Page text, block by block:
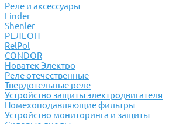
Реле и аксессуары
Finder
Shenler
РЕЛЕОН
RelPol
CONDOR
Новатек Электро
Реле отечественные
Твердотельные реле
Устройство защиты электродвигателя
Помехоподавляющие фильтры
Устройство мониторинга и защиты